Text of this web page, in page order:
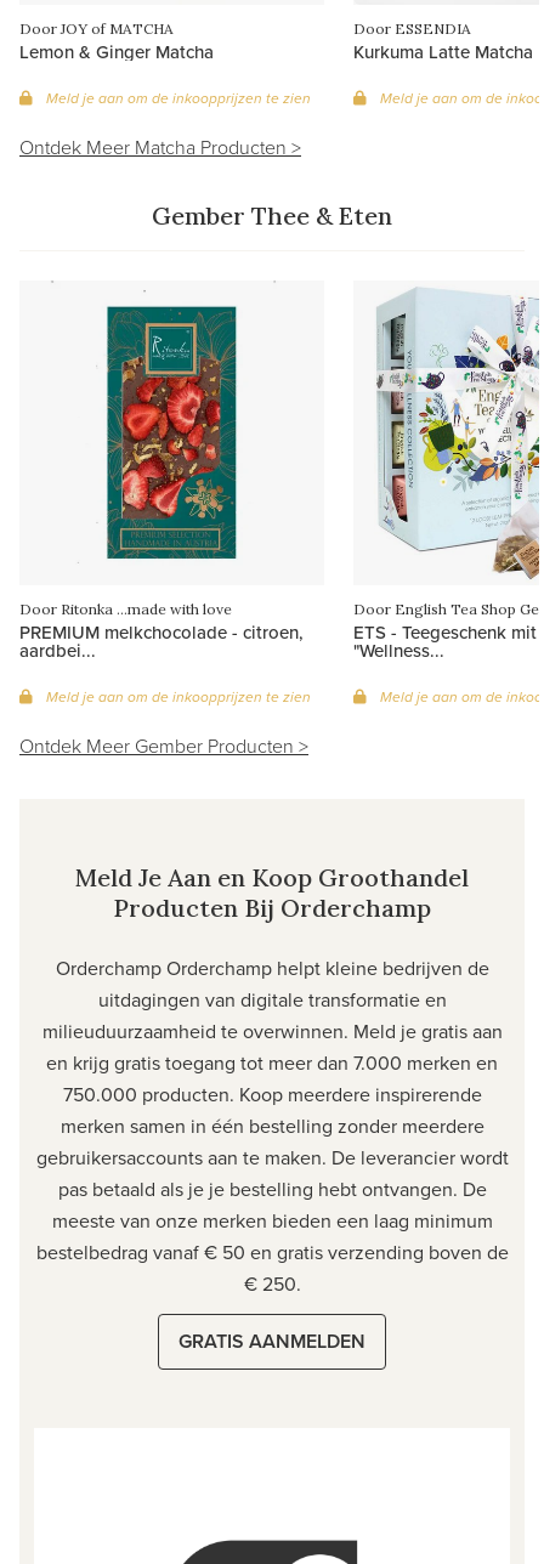
Door JOY of MATCHA
Lemon & Ginger Matcha
Meld je aan om de inkoopprijzen te zien
Door ESSENDIA
Kurkuma Latte Matcha
Meld je aan om de
Ontdek Meer Matcha Producten >
Gember Thee & Eten
Door Ritonka ...made with love
PREMIUM melkchocolade - citroen,
aardbei...
Meld je aan om de inkoopprijzen te zien
Door English Tea Shop
ETS - Teegeschenk mit
"Wellness...
Meld je aan om de
Ontdek Meer Gember Producten >
Meld Je Aan en Koop Groothandel
Producten Bij Orderchamp
OrderchampOrderchamp helpt kleine bedrijven de
uitdagingen van digitale transformatie en
milieuduurzaamheid te overwinnen. Meld je gratis aan
en krijg gratis toegang tot meer dan 7.000 merken en
750.000 producten. Koop meerdere inspirerende
merken samen in één bestelling zonder meerdere
gebruikersaccounts aan te maken. De leverancier wordt
pas betaald als je je bestelling hebt ontvangen. De
meeste van onze merken bieden een laag minimum
bestelbedrag vanaf € 50 en gratis verzending boven de
€ 250.
GRATIS AANMELDEN